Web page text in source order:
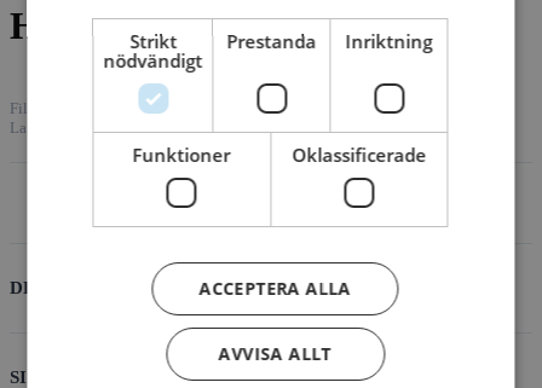
HELICO
File Size 139.31 KBFile Count Create Date
27. maj 2021
Last Updated
DESCRIPTION
SIMILAR DOWNLOADS
Strikt
nödvändigt
Prestanda Inriktning
Funktioner Oklassificerade
ACCEPTERA ALLA
AVVISA ALLT